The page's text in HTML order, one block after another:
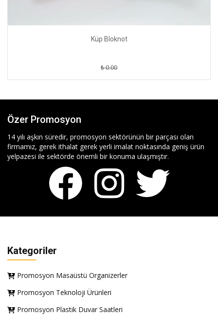
Küp Bloknot
₺ 0.00
Özer Promosyon
14 yılı aşkın süredir, promosyon sektörünün bir parçası olan
firmamız, gerek ithalat gerek yerli imalat noktasında geniş ürün
yelpazesi ile sektörde önemli bir konuma ulaşmıştır.
Kategoriler
Promosyon Masaüstü Organizerler
Promosyon Teknoloji Ürünleri
Promosyon Plastik Duvar Saatleri